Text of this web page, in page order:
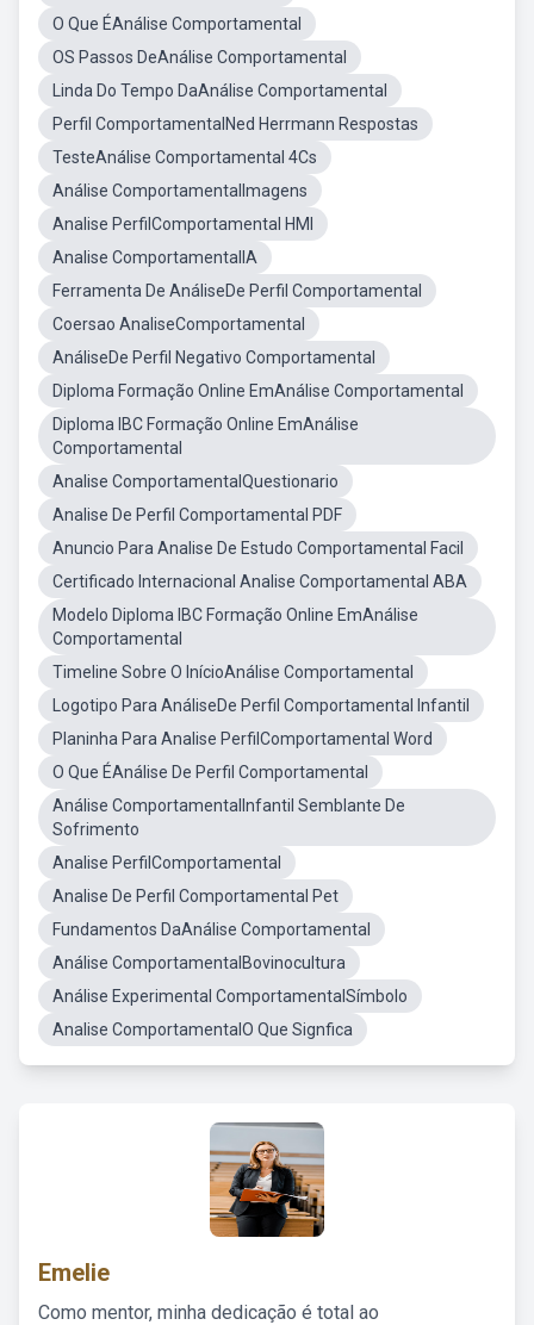
O Que ÉAnálise Comportamental
OS Passos DeAnálise Comportamental
Linda Do Tempo DaAnálise Comportamental
Perfil ComportamentalNed Herrmann Respostas
TesteAnálise Comportamental 4Cs
Análise ComportamentalImagens
Analise PerfilComportamental HMI
Analise ComportamentalIA
Ferramenta De AnáliseDe Perfil Comportamental
Coersao AnaliseComportamental
AnáliseDe Perfil Negativo Comportamental
Diploma Formação Online EmAnálise Comportamental
Diploma IBC Formação Online EmAnálise
Comportamental
Analise ComportamentalQuestionario
Analise De Perfil Comportamental PDF
Anuncio Para Analise De Estudo Comportamental Facil
Certificado Internacional Analise Comportamental ABA
Modelo Diploma IBC Formação Online EmAnálise
Comportamental
Timeline Sobre O InícioAnálise Comportamental
Logotipo Para AnáliseDe Perfil Comportamental Infantil
Planinha Para Analise PerfilComportamental Word
O Que ÉAnálise De Perfil Comportamental
Análise ComportamentalInfantil Semblante De
Sofrimento
Analise PerfilComportamental
Analise De Perfil Comportamental Pet
Fundamentos DaAnálise Comportamental
Análise ComportamentalBovinocultura
Análise Experimental ComportamentalSímbolo
Analise ComportamentalO Que Signfica
Emelie
Como mentor, minha dedicação é total ao